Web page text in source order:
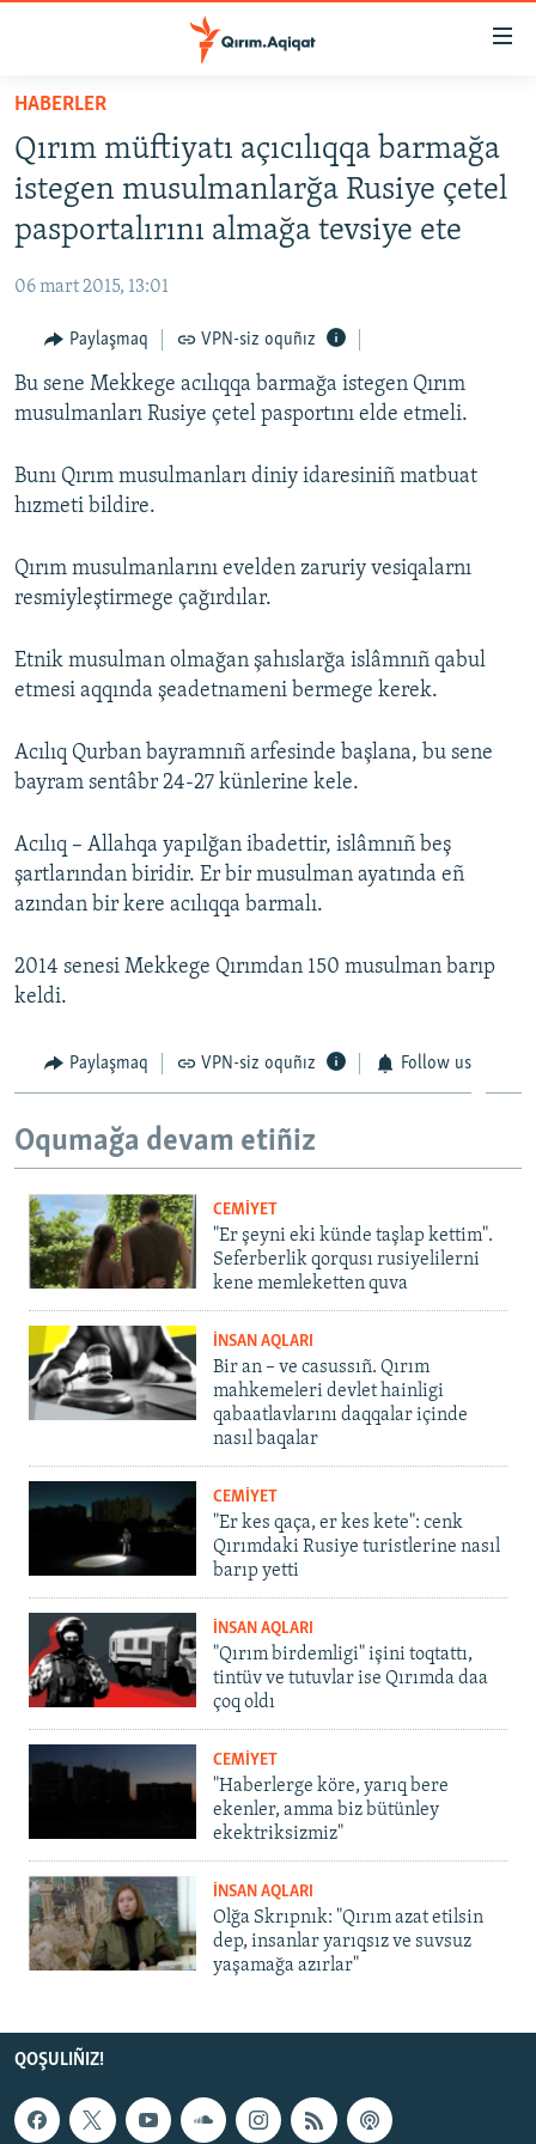
Esas
qaytmaq
Baş
navigatsiyağa
qaytmaq
Qıdıruvğa
SİYASET
İQTİSADİYAT
MEDENİYET
İNSAN AQLARI
VİDEO
BLOGLAR
FİKİR
Русский
QOŞULIÑIZ!
RFE/RS bütün saytları
HABERLER
Qırım müftiyatı açıcılıqqa barmağa
istegen musulmanlarğa Rusiye çetel
pasportalırını almağa tevsiye ete
06 mart 2015, 13:01
Paylaşmaq VPN-siz oquñız
Bu sene Mekkege acılıqqa barmağa istegen Qırım
musulmanları Rusiye çetel pasportını elde etmeli.
Bunı Qırım musulmanları diniy idaresiniñ matbuat
hızmeti bildire.
Qırım musulmanlarını evelden zaruriy vesiqalarnı
resmiyleştirmege çağırdılar.
Etnik musulman olmağan şahıslarğa islâmnıñ qabul
etmesi aqqında şeadetnameni bermege kerek.
Acılıq Qurban bayramnıñ arfesinde başlana, bu sene
bayram sentâbr 24-27 künlerine kele.
Acılıq – Allahqa yapılğan ibadettir, islâmnıñ beş
şartlarından biridir. Er bir musulman ayatında eñ
azından bir kere acılıqqa barmalı.
2014 senesi Mekkege Qırımdan 150 musulman barıp
keldi.
Paylaşmaq VPN-siz oquñız Follow us
Oqumağa devam etiñiz
CEMİYET
"Er şeyni eki künde taşlap kettim".
Seferberlik qorqusı rusiyelilerni
kene memleketten quva
İNSAN AQLARI
Bir an – ve casussıñ. Qırım
mahkemeleri devlet hainligi
qabaatlavlarını daqqalar içinde
nasıl baqalar
CEMİYET
"Er kes qaça, er kes kete": cenk
Qırımdaki Rusiye turistlerine nasıl
barıp yetti
İNSAN AQLARI
"Qırım birdemligi" işini toqtattı,
tintüv ve tutuvlar ise Qırımda daa
çoq oldı
CEMİYET
"Haberlerge köre, yarıq bere
ekenler, amma biz bütünley
ekektriksizmiz"
İNSAN AQLARI
Olğa Skrıpnık: "Qırım azat etilsin
dep, insanlar yarıqsız ve suvsuz
yaşamağa azırlar"
QOŞULIÑIZ!